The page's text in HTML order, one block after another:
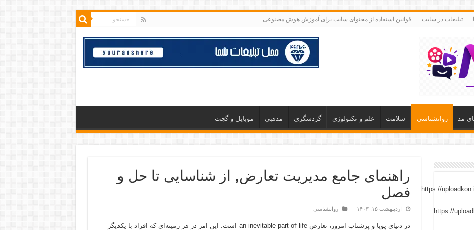
تبلیغات در سایت قوانین استفاده از محتوای سایت برای آموزش هوش مصنوعی
مد روانشناسی سلامت علم و تکنولوژی گردشگری مذهبی موبایل و گجت
راهنمای جامع مدیریت تعارض, از شناسایی تا حل و
فصل
اردیبهشت ۱۵, ۱۴۰۳ روانشناسی
در دنیای پویا و پرشتاب امروز، تعارض an inevitable part of life است. این امر در هر زمینه‌ای که افراد با یکدیگر